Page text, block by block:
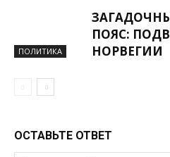
ПОЛИТИКА
ПОЯС:
НОРВЕГИИ
ОСТАВЬТЕ ОТВЕТ